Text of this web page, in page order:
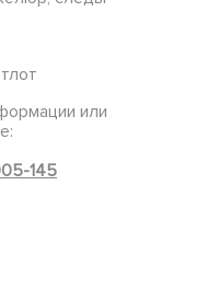
или
145